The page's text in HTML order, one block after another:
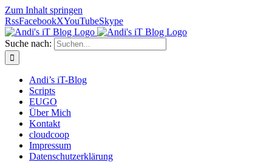
Zum Inhalt springen
RssFacebookXYouTubeSkype
Suche nach:
Andi’s iT-Blog
Scripts
EUGO
Über Mich
Kontakt
cloudcoop
Impressum
Datenschutzerklärung